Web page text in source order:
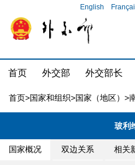
English
首页 外交部 外交部长
首页>国家和组织>国家（地区） >
玻利
国家概况 双边关系 相关